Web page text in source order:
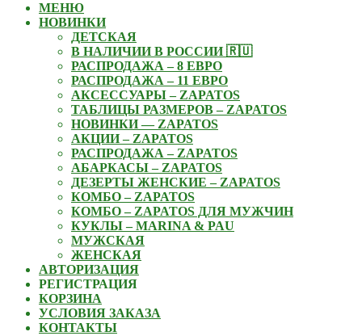
МЕНЮ
НОВИНКИ
ДЕТСКАЯ
В НАЛИЧИИ В РОССИИ 🇷🇺
РАСПРОДАЖА – 8 ЕВРО
РАСПРОДАЖА – 11 ЕВРО
АКСЕССУАРЫ – ZAPATOS
ТАБЛИЦЫ РАЗМЕРОВ – ZAPATOS
НОВИНКИ — ZAPATOS
АКЦИИ – ZAPATOS
РАСПРОДАЖА – ZAPATOS
АБАРКАСЫ – ZAPATOS
ДЕЗЕРТЫ ЖЕНСКИЕ – ZAPATOS
КОМБО – ZAPATOS
КОМБО – ZAPATOS ДЛЯ МУЖЧИН
КУКЛЫ – MARINA & PAU
МУЖСКАЯ
ЖЕНСКАЯ
АВТОРИЗАЦИЯ
РЕГИСТРАЦИЯ
КОРЗИНА
УСЛОВИЯ ЗАКАЗА
КОНТАКТЫ